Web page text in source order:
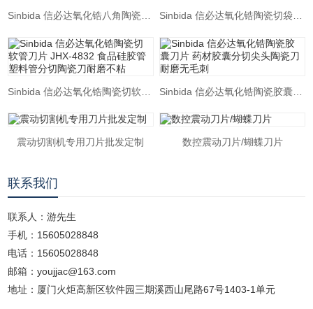
震动切割机专用刀片批发定制 数控震动刀片/蝴蝶刀片
联系我们
联系人：游先生
手机：15605028848
电话：15605028848
邮箱：youjjac@163.com
地址：厦门火炬高新区软件园三期溪西山尾路67号1403-1单元